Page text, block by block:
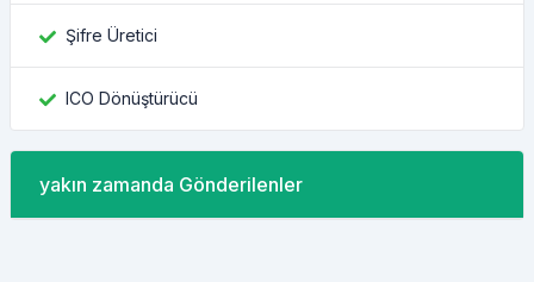
Şifre Üretici
ICO Dönüştürücü
yakın zamanda Gönderilenler